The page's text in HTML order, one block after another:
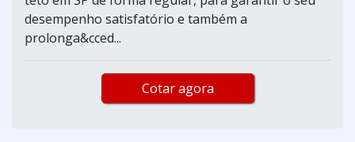
desempenho satisfatório e também a
prolonga&cced...
Cotar agora